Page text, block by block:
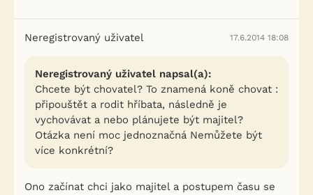
Neregistrovaný uživatel 17.6.2014 18:08
Neregistrovaný uživatel napsal(a):
Chcete být chovatel? To znamená koně chovat :
připouštět a rodit hříbata, následně je
vychovávat a nebo plánujete být majitel?
Otázka není moc jednoznačná Nemůžete být
více konkrétní?
Ono začínat chci jako majitel a postupem času se